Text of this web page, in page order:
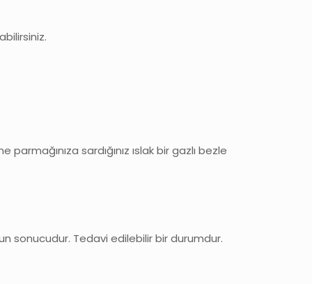
sardığınız ıslak bir gazlı bezle
sonucudur. Tedavi edilebilir bir durumdur.